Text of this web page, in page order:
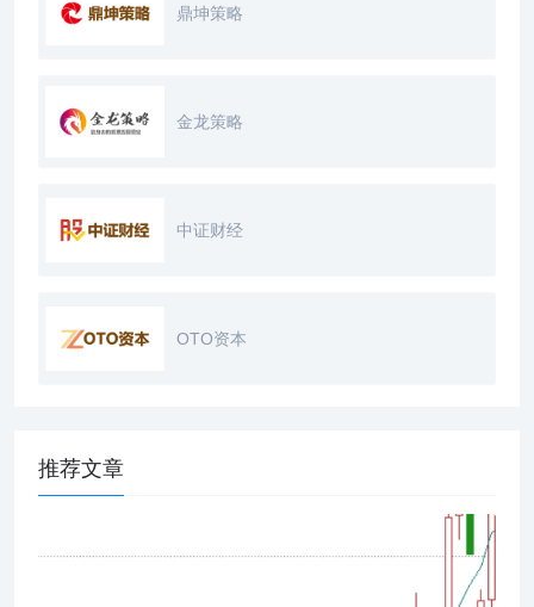
鼎坤策略
金龙策略
中证财经
OTO资本
推荐文章